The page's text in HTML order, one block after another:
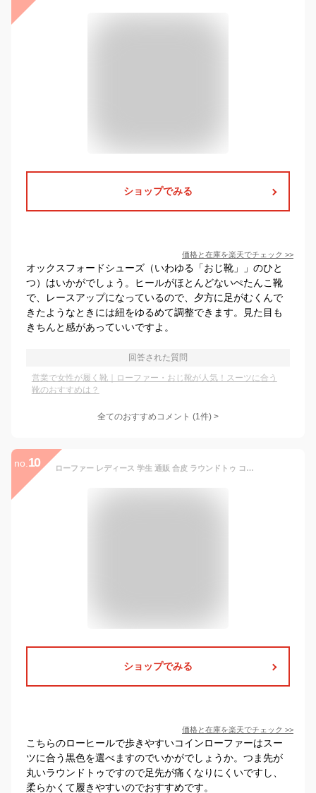
ショップでみる
価格と在庫を楽天でチェック >>
オックスフォードシューズ（いわゆる「おじ靴」」のひと
つ）はいかがでしょう。ヒールがほとんどないぺたんこ靴
で、レースアップになっているので、夕方に足がむくんで
きたようなときには紐をゆるめて調整できます。見た目も
きちんと感があっていいですよ。
回答された質問
営業で女性が履く靴｜ローファー・おじ靴が人気！スーツに合う
靴のおすすめは？
全てのおすすめコメント (1件) >
no. 10 ローファー レディース 学生 通販 合皮 ラウンドトゥ コインローファー ローヒール フラットシューズ スリッポン 歩きやすい ヒール 2.5cm おしゃれ 大人 かわいい 柔らかい 疲れにくい 通学 通勤 シンプル 靴 シューズ レディース靴
ショップでみる
価格と在庫を楽天でチェック >>
こちらのローヒールで歩きやすいコインローファーはスー
ツに合う黒色を選べますのでいかがでしょうか。つま先が
丸いラウンドトゥですので足先が痛くなりにくいですし、
柔らかくて履きやすいのでおすすめです。